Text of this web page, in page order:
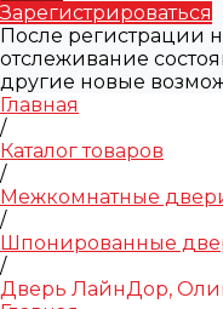
Зарегистрироваться
После регистрации
отслеживание
другие новые
Главная
/
Каталог товаров
/
Межкомнатные
/
Шпонированные
/
Дверь ЛайнДор,